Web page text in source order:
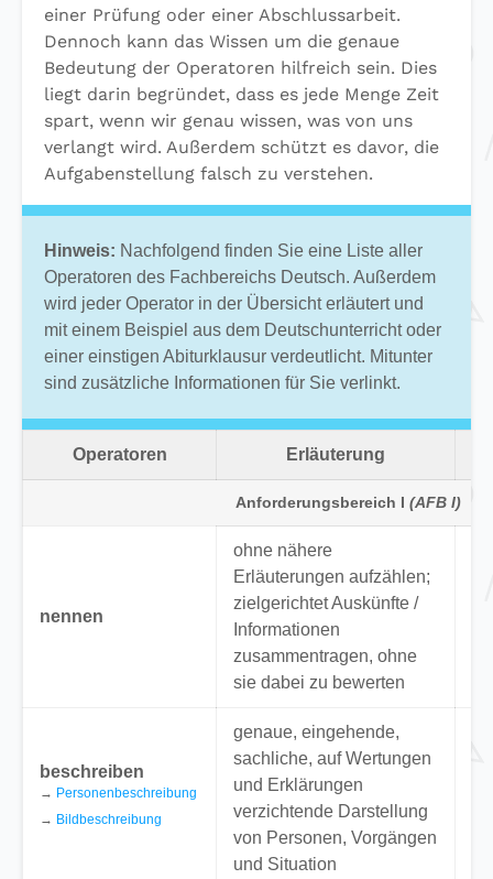
einer Prüfung oder einer Abschlussarbeit.
Dennoch kann das Wissen um die genaue
Bedeutung der Operatoren hilfreich sein. Dies
liegt darin begründet, dass es jede Menge Zeit
spart, wenn wir genau wissen, was von uns
verlangt wird. Außerdem schützt es davor, die
Aufgabenstellung falsch zu verstehen.
Hinweis: Nachfolgend finden Sie eine Liste aller
Operatoren des Fachbereichs Deutsch. Außerdem
wird jeder Operator in der Übersicht erläutert und
mit einem Beispiel aus dem Deutschunterricht oder
einer einstigen Abiturklausur verdeutlicht. Mitunter
sind zusätzliche Informationen für Sie verlinkt.
Operatoren Erläuterung
Anforderungsbereich I (AFB I)
nennen
ohne nähere
Erläuterungen aufzählen;
zielgerichtet Auskünfte /
Informationen
zusammentragen, ohne
sie dabei zu bewerten
beschreiben
→ Personenbeschreibung
→ Bildbeschreibung
genaue, eingehende,
sachliche, auf Wertungen
und Erklärungen
verzichtende Darstellung
von Personen, Vorgängen
und Situation